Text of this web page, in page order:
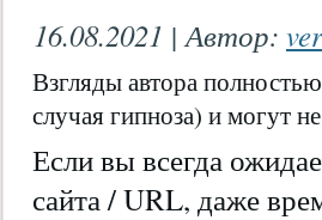
16.08.2021 | Автор:
Взгляды автора
случая гипноза) и могут
Если вы всегда
сайта / URL, даже